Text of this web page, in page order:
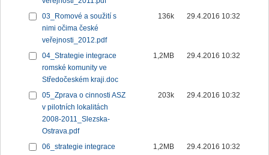
03_Romové a soužití s
nimi očima české
veřejnosti_2012.pdf
136k 29.4.2016 10:32
04_Strategie integrace
romské komunity ve
Středočeském kraji.doc
1,2MB 29.4.2016 10:32
05_Zprava o cinnosti ASZ
v pilotních lokalitách
2008-2011_Slezska-
Ostrava.pdf
203k 29.4.2016 10:32
06_strategie integrace
1,2MB 29.4.2016 10:32